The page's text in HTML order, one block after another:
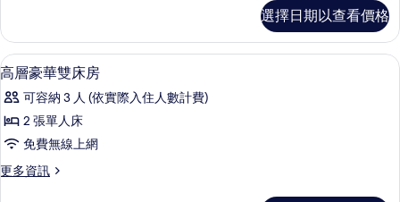
的
所
有
相
片
雙
床
房
詳
情
選擇日期以查看價格
顯
示
高
層
豪
華
迷你吧、客房內保險箱、書桌、遮光
5
高層豪華雙床房
可容納 3 人 (依實際入住人數計費)
2 張單人床
免費無線上網
更多資訊
更